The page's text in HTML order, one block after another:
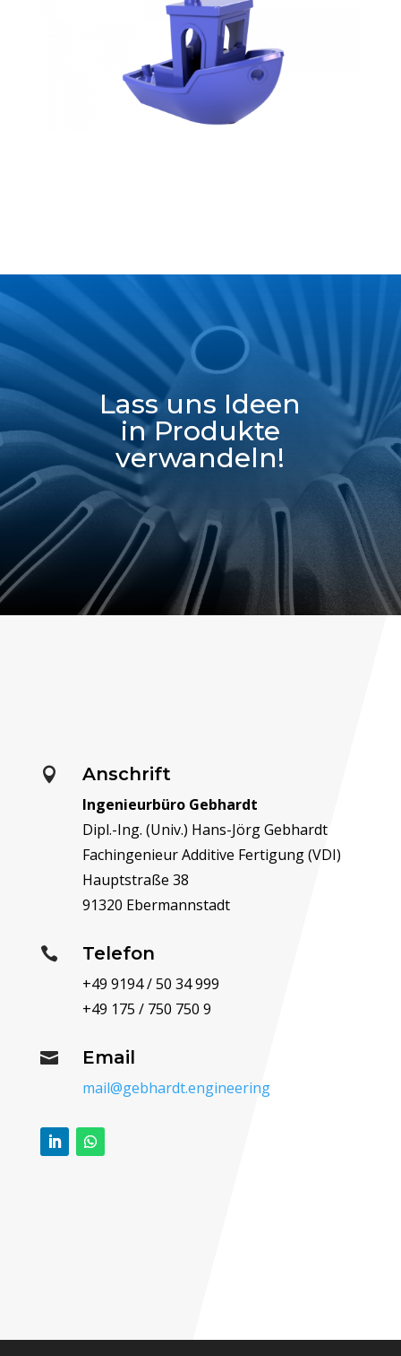
Lass uns Ideen
in Produkte
verwandeln!
 Anschrift
Ingenieurbüro Gebhardt
Dipl.-Ing. (Univ.) Hans-Jörg Gebhardt
Fachingenieur Additive Fertigung (VDI)
Hauptstraße 38
91320 Ebermannstadt
 Telefon
+49 9194 / 50 34 999
+49 175 / 750 750 9
 Email
mail@gebhardt.engineering